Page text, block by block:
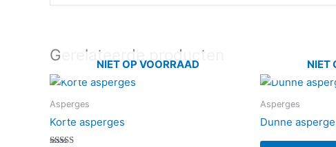
Gerelateerde producten
NIET OP VOORRAAD
Asperges
Korte asperges
NIET
Asperges
Dunne